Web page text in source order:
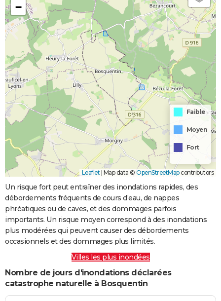
−
Faible
Moyen
Fort
Leaflet | Map data © OpenStreetMapcontributors
Un risque fort peut entraîner des inondations rapides, des
débordements fréquents de cours d’eau, de nappes
phréatiques ou de caves, et des dommages parfois
importants. Un risque moyen correspond à des inondations
plus modérées qui peuvent causer des débordements
occasionnels et des dommages plus limités.
Villes les plus inondées
Nombre de jours d'inondations déclarées
catastrophe naturelle à Bosquentin